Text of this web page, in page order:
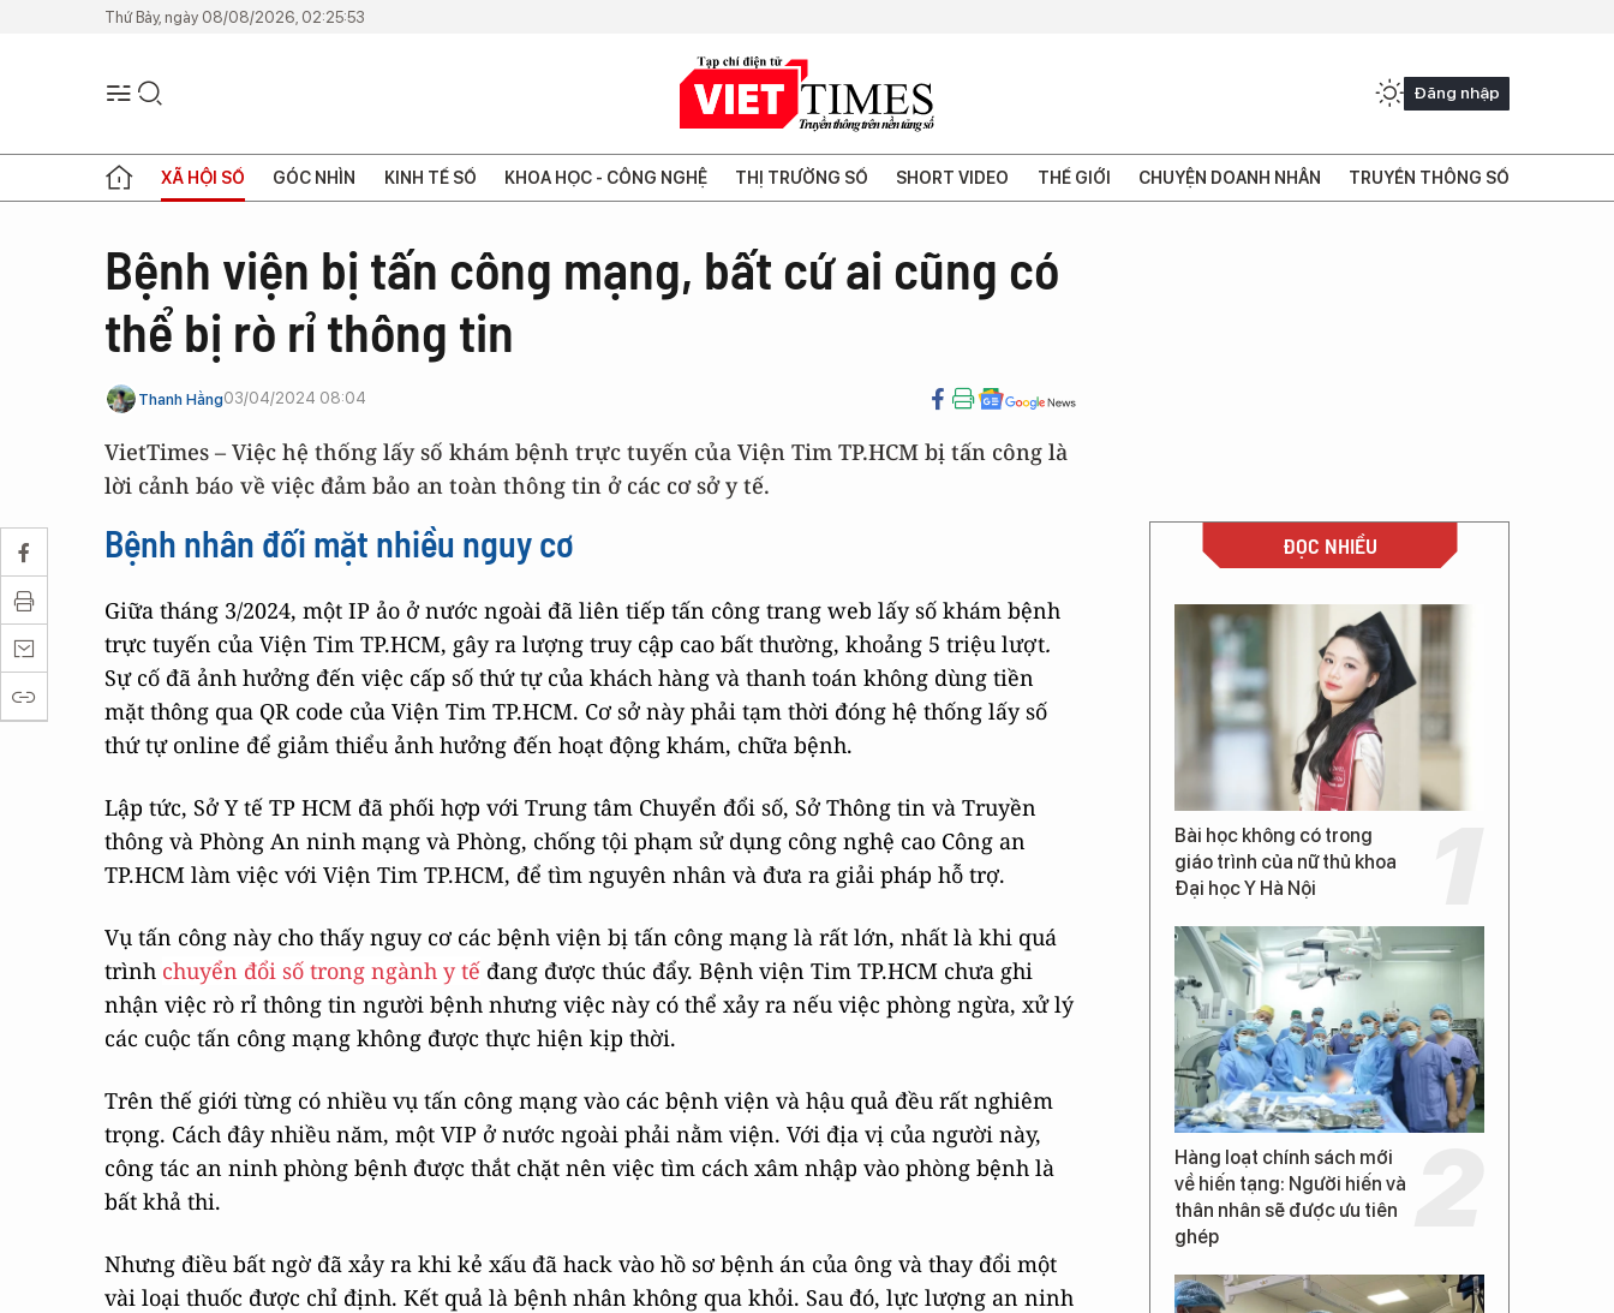
Thứ Bảy, ngày 08/08/2026, 02:25:53
Đăng nhập
XÃ HỘI SỐ GÓC NHÌN KINH TẾ SỐ KHOA HỌC - CÔNG NGHỆ THỊ TRƯỜNG SỐ SHORT VIDEO THẾ GIỚI CHUYỆN DOANH NHÂN TRUYỀN THÔNG SỐ
Bệnh viện bị tấn công mạng, bất cứ ai cũng có
thể bị rò rỉ thông tin
Thanh Hằng03/04/2024 08:04
VietTimes – Việc hệ thống lấy số khám bệnh trực tuyến của Viện Tim TP.HCM bị tấn công là
lời cảnh báo về việc đảm bảo an toàn thông tin ở các cơ sở y tế.
Bệnh nhân đối mặt nhiều nguy cơ
Giữa tháng 3/2024, một IP ảo ở nước ngoài đã liên tiếp tấn công trang web lấy số khám bệnh
trực tuyến của Viện Tim TP.HCM, gây ra lượng truy cập cao bất thường, khoảng 5 triệu lượt.
Sự cố đã ảnh hưởng đến việc cấp số thứ tự của khách hàng và thanh toán không dùng tiền
mặt thông qua QR code của Viện Tim TP.HCM. Cơ sở này phải tạm thời đóng hệ thống lấy số
thứ tự online để giảm thiểu ảnh hưởng đến hoạt động khám, chữa bệnh.
Lập tức, Sở Y tế TP HCM đã phối hợp với Trung tâm Chuyển đổi số, Sở Thông tin và Truyền
thông và Phòng An ninh mạng và Phòng, chống tội phạm sử dụng công nghệ cao Công an
TP.HCM làm việc với Viện Tim TP.HCM, để tìm nguyên nhân và đưa ra giải pháp hỗ trợ.
Vụ tấn công này cho thấy nguy cơ các bệnh viện bị tấn công mạng là rất lớn, nhất là khi quá
trình chuyển đổi số trong ngành y tế đang được thúc đẩy. Bệnh viện Tim TP.HCM chưa ghi
nhận việc rò rỉ thông tin người bệnh nhưng việc này có thể xảy ra nếu việc phòng ngừa, xử lý
các cuộc tấn công mạng không được thực hiện kịp thời.
Trên thế giới từng có nhiều vụ tấn công mạng vào các bệnh viện và hậu quả đều rất nghiêm
trọng. Cách đây nhiều năm, một VIP ở nước ngoài phải nằm viện. Với địa vị của người này,
công tác an ninh phòng bệnh được thắt chặt nên việc tìm cách xâm nhập vào phòng bệnh là
bất khả thi.
Nhưng điều bất ngờ đã xảy ra khi kẻ xấu đã hack vào hồ sơ bệnh án của ông và thay đổi một
vài loại thuốc được chỉ định. Kết quả là bệnh nhân không qua khỏi. Sau đó, lực lượng an ninh
ĐỌC NHIỀU
Bài học không có trong
giáo trình của nữ thủ khoa
Đại học Y Hà Nội
Hàng loạt chính sách mới
về hiến tạng: Người hiến và
thân nhân sẽ được ưu tiên
ghép